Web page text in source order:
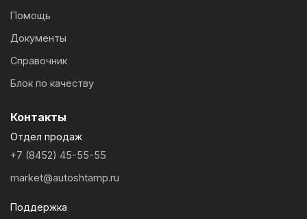
Помощь
Документы
Справочник
Блок по качеству
Контакты
Отдел продаж
+7 (8452) 45-55-55
market@autoshtamp.ru
Поддержка